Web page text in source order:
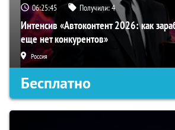
06:25:44 Получили:4
Интенсив «Автоконтент 2026: как
еще нет конкурентов»
Россия
Бесплатно